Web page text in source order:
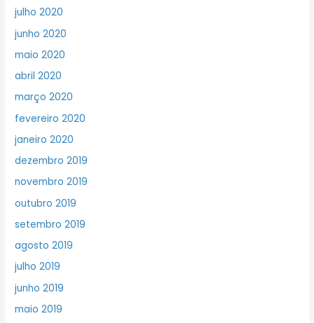
julho 2020
junho 2020
maio 2020
abril 2020
março 2020
fevereiro 2020
janeiro 2020
dezembro 2019
novembro 2019
outubro 2019
setembro 2019
agosto 2019
julho 2019
junho 2019
maio 2019